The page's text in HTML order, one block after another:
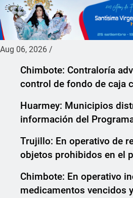
Aug 06, 2026 /
Chimbote: Contraloría
control de fondo de caja
Huarmey: Municipios
información del
Trujillo: En operativo de
objetos prohibidos en el
Chimbote: En operativo
medicamentos vencidos